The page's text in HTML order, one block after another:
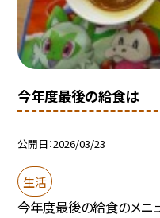
今年度最後の給食は
公開日 2026/03/23
生活
今年度最後の給食のメニ